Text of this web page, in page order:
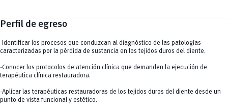
Perfil de egreso
-Identificar los procesos que conduzcan al diagnóstico de las patologías
caracterizadas por la pérdida de sustancia en los tejidos duros del diente.
-Conocer los protocolos de atención clínica que demanden la ejecución de
terapéutica clínica restauradora.
-Aplicar las terapéuticas restauradoras de los tejidos duros del diente desde un
punto de vista funcional y estético.